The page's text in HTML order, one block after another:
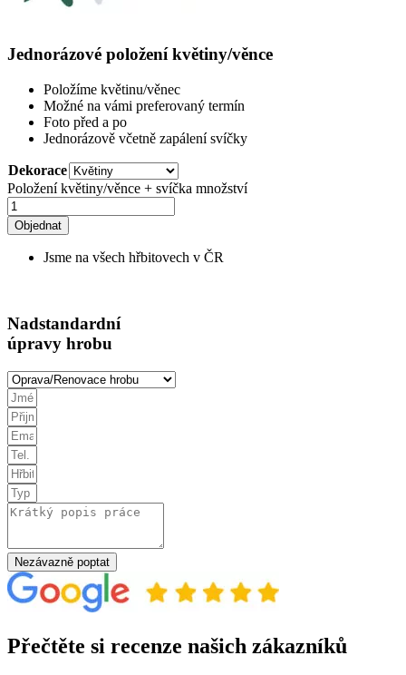
Jednorázové položení květiny/věnce
Položíme květinu/věnec
Možné na vámi preferovaný termín
Foto před a po
Jednorázově včetně zapálení svíčky
Dekorace
Položení květiny/věnce + svíčka množství
Objednat
Jsme na všech hřbitovech v ČR
Nadstandardní
úpravy hrobu
Nezávazně poptat
Přečtěte si recenze našich zákazníků